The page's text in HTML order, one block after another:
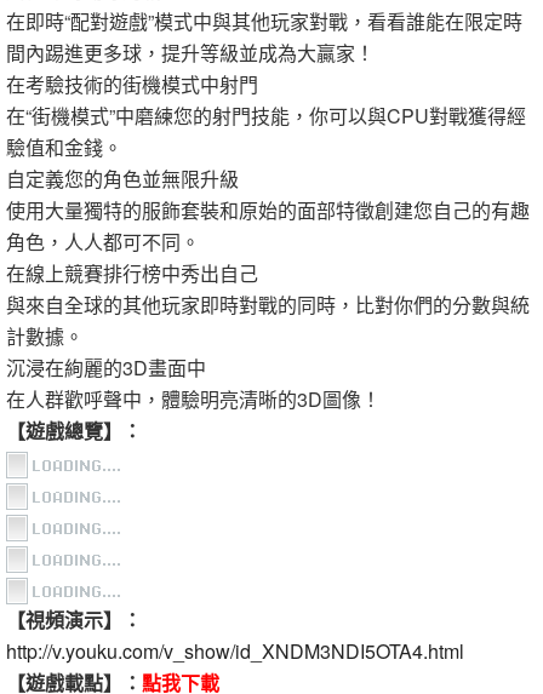
在即時“配對遊戲”模式中與其他玩家對戰，看看誰能在限定時
間內踢進更多球，提升等級並成為大贏家！
在考驗技術的街機模式中射門
在“街機模式”中磨練您的射門技能，你可以與CPU對戰獲得經
驗值和金錢。
自定義您的角色並無限升級
使用大量獨特的服飾套裝和原始的面部特徵創建您自己的有趣
角色，人人都可不同。
在線上競賽排行榜中秀出自己
與來自全球的其他玩家即時對戰的同時，比對你們的分數與統
計數據。
沉浸在絢麗的3D畫面中
在人群歡呼聲中，體驗明亮清晰的3D圖像！
【遊戲總覽】：
【視頻演示】：
http://v.youku.com/v_show/id_XNDM3NDI5OTA4.html
【遊戲載點】： 點我下載